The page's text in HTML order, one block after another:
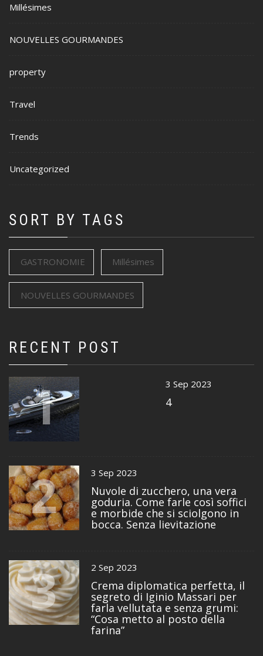
Millésimes
NOUVELLES GOURMANDES
property
Travel
Trends
Uncategorized
SORT BY TAGS
GASTRONOMIE Millésimes
NOUVELLES GOURMANDES
RECENT POST
1 3 Sep 2023
4
2 3 Sep 2023
Nuvole di zucchero, una vera
goduria. Come farle così soffici
e morbide che si sciolgono in
bocca. Senza lievitazione
3 2 Sep 2023
Crema diplomatica perfetta, il
segreto di Iginio Massari per
farla vellutata e senza grumi:
“Cosa metto al posto della
farina”